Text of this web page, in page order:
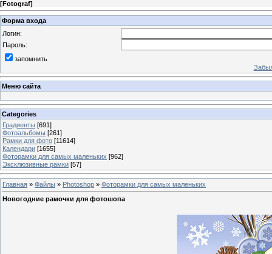
[Fotograf]
Форма входа
Логин:
Пароль:
запомнить
Меню сайта
Categories
Градиенты [691]
Фотоальбомы [261]
Рамки для фото [11614]
Календари [1655]
Фоторамки для самых маленьких [962]
Эксклюзивные рамки [57]
Главная » Файлы » Photoshop » Фоторамки для самых маленьких
Новогодние рамочки для фотошопа